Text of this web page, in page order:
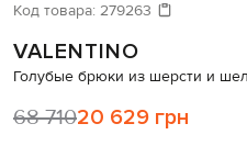
Код товара: 279263
VALENTINO
Голубые брюки из шерсти и
68 71020 629 грн